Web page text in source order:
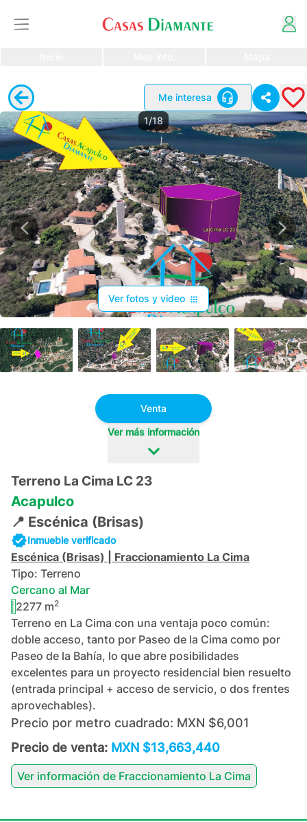
Me interesa
1/18
Ver fotos y video
Venta
Ver más información
Terreno La Cima LC 23
Acapulco
📍 Escénica (Brisas)
Inmueble verificado
Escénica (Brisas)
Fraccionamiento La Cima
Tipo: Terreno
Cercano al Mar
2277m2
Terreno en La Cima con una ventaja poco común:
doble acceso, tanto por Paseo de la Cima como por
Paseo de la Bahía, lo que abre posibilidades
excelentes para un proyecto residencial bien resuelto
(entrada principal + acceso de servicio, o dos frentes
aprovechables).
Precio por metro cuadrado: MXN $6,001
Precio de venta: MXN $13,663,440
Ver información de Fraccionamiento La Cima